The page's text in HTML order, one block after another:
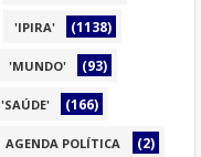
'IPIRA' (1138)
'MUNDO' (93)
'SAÚDE' (166)
AGENDA POLÍTICA (2)